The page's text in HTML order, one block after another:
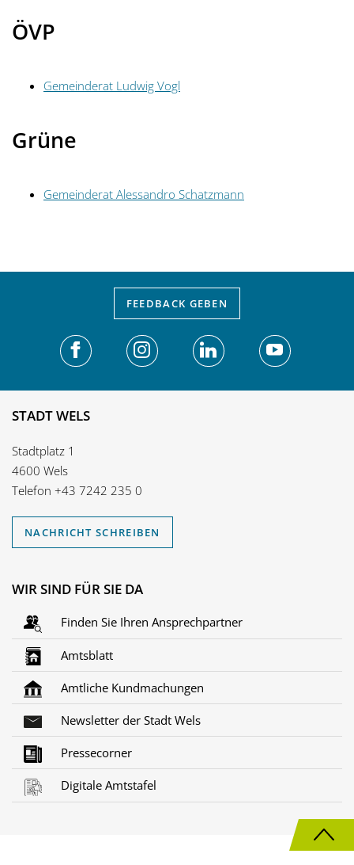
ÖVP
Gemeinderat Ludwig Vogl
Grüne
Gemeinderat Alessandro Schatzmann
FEEDBACK GEBEN
STADT WELS
Stadtplatz 1
4600 Wels
Telefon +43 7242 235 0
NACHRICHT SCHREIBEN
WIR SIND FÜR SIE DA
Finden Sie Ihren Ansprechpartner
Amtsblatt
Amtliche Kundmachungen
Newsletter der Stadt Wels
Pressecorner
Digitale Amtstafel